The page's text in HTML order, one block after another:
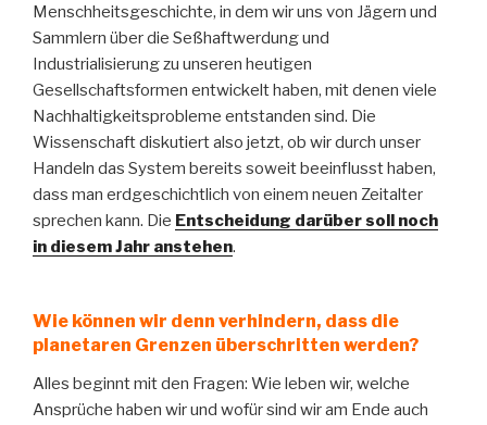
Menschheitsgeschichte, in dem wir uns von Jägern und
Sammlern über die Seßhaftwerdung und
Industrialisierung zu unseren heutigen
Gesellschaftsformen entwickelt haben, mit denen viele
Nachhaltigkeitsprobleme entstanden sind. Die
Wissenschaft diskutiert also jetzt, ob wir durch unser
Handeln das System bereits soweit beeinflusst haben,
dass man erdgeschichtlich von einem neuen Zeitalter
sprechen kann. Die Entscheidung darüber soll noch
in diesem Jahr anstehen.
Wie können wir denn verhindern, dass die
planetaren Grenzen überschritten werden?
Alles beginnt mit den Fragen: Wie leben wir, welche
Ansprüche haben wir und wofür sind wir am Ende auch